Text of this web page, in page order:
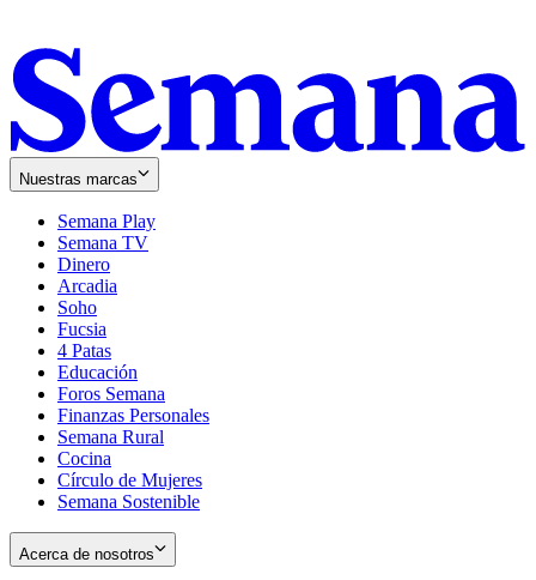
Nuestras marcas
Semana Play
Semana TV
Dinero
Arcadia
Soho
in
new
window
Fucsia
in
new
window
4 Patas
Educación
Foros Semana
Finanzas Personales
Semana Rural
Cocina
Círculo de Mujeres
Semana Sostenible
Acerca de nosotros